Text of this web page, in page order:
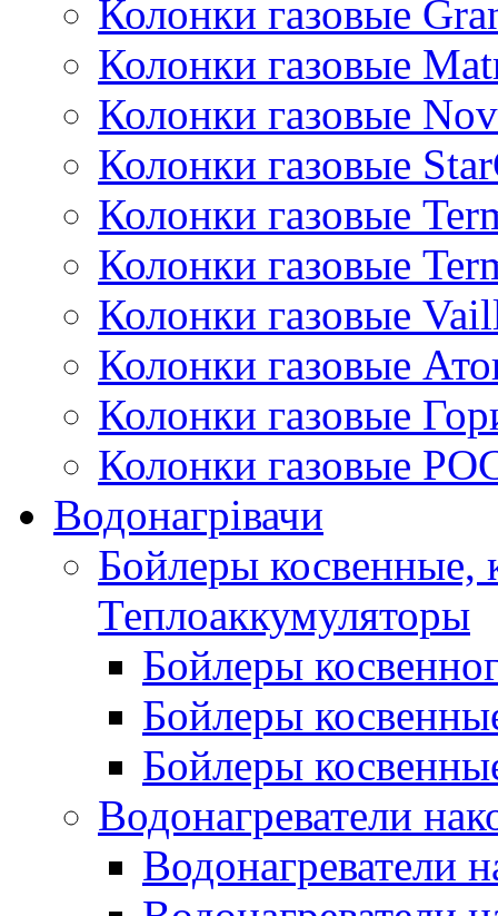
Колонки газовые
Колонки газовые
Колонки газовые
Колонки газовые
Колонки газовые
Колонки газовые
Колонки газовые
Колонки газовые
Колонки газовые
Колонки газовые
Водонагрівачи
Бойлеры косвенные,
Теплоаккумуляторы
Бойлеры
Бойлеры
Бойлеры
Водонагреватели
Водонагреватели